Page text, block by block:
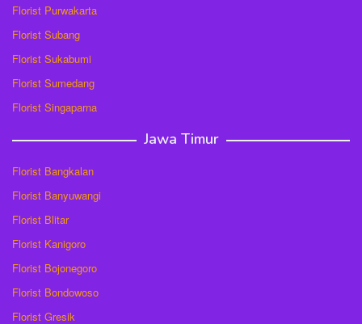
Florist Purwakarta
Florist Subang
Florist Sukabumi
Florist Sumedang
Florist Singaparna
Jawa Timur
Florist Bangkalan
Florist Banyuwangi
Florist Blitar
Florist Kanigoro
Florist Bojonegoro
Florist Bondowoso
Florist Gresik